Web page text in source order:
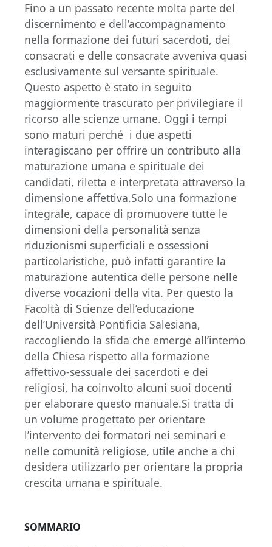
Fino a un passato recente molta parte del
discernimento e dell’accompagnamento
nella formazione dei futuri sacerdoti, dei
consacrati e delle consacrate avveniva quasi
esclusivamente sul versante spirituale.
Questo aspetto è stato in seguito
maggiormente trascurato per privilegiare il
ricorso alle scienze umane. Oggi i tempi
sono maturi perché i due aspetti
interagiscano per offrire un contributo alla
maturazione umana e spirituale dei
candidati, riletta e interpretata attraverso la
dimensione affettiva.Solo una formazione
integrale, capace di promuovere tutte le
dimensioni della personalità senza
riduzionismi superficiali e ossessioni
particolaristiche, può infatti garantire la
maturazione autentica delle persone nelle
diverse vocazioni della vita. Per questo la
Facoltà di Scienze dell’educazione
dell’Università Pontificia Salesiana,
raccogliendo la sfida che emerge all’interno
della Chiesa rispetto alla formazione
affettivo-sessuale dei sacerdoti e dei
religiosi, ha coinvolto alcuni suoi docenti
per elaborare questo manuale.Si tratta di
un volume progettato per orientare
l’intervento dei formatori nei seminari e
nelle comunità religiose, utile anche a chi
desidera utilizzarlo per orientare la propria
crescita umana e spirituale.
SOMMARIO